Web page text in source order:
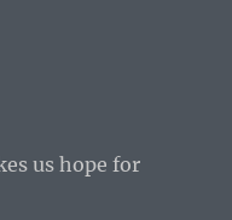
us hope for